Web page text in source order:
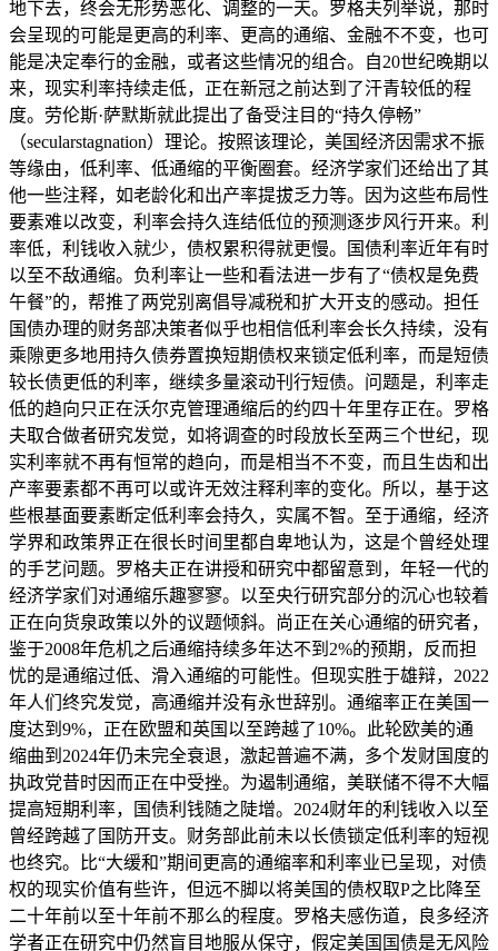
地下去，终会无形势恶化、调整的一天。罗格夫列举说，那时
会呈现的可能是更高的利率、更高的通缩、金融不不变，也可
能是决定奉行的金融，或者这些情况的组合。自20世纪晚期以
来，现实利率持续走低，正在新冠之前达到了汗青较低的程
度。劳伦斯·萨默斯就此提出了备受注目的“持久停畅”
（secularstagnation）理论。按照该理论，美国经济因需求不振
等缘由，低利率、低通缩的平衡圈套。经济学家们还给出了其
他一些注释，如老龄化和出产率提拔乏力等。因为这些布局性
要素难以改变，利率会持久连结低位的预测逐步风行开来。利
率低，利钱收入就少，债权累积得就更慢。国债利率近年有时
以至不敌通缩。负利率让一些和看法进一步有了“债权是免费
午餐”的，帮推了两党别离倡导减税和扩大开支的感动。担任
国债办理的财务部决策者似乎也相信低利率会长久持续，没有
乘隙更多地用持久债券置换短期债权来锁定低利率，而是短债
较长债更低的利率，继续多量滚动刊行短债。问题是，利率走
低的趋向只正在沃尔克管理通缩后的约四十年里存正在。罗格
夫取合做者研究发觉，如将调查的时段放长至两三个世纪，现
实利率就不再有恒常的趋向，而是相当不不变，而且生齿和出
产率要素都不再可以或许无效注释利率的变化。所以，基于这
些根基面要素断定低利率会持久，实属不智。至于通缩，经济
学界和政策界正在很长时间里都自卑地认为，这是个曾经处理
的手艺问题。罗格夫正在讲授和研究中都留意到，年轻一代的
经济学家们对通缩乐趣寥寥。以至央行研究部分的沉心也较着
正在向货泉政策以外的议题倾斜。尚正在关心通缩的研究者，
鉴于2008年危机之后通缩持续多年达不到2%的预期，反而担
忧的是通缩过低、滑入通缩的可能性。但现实胜于雄辩，2022
年人们终究发觉，高通缩并没有永世辞别。通缩率正在美国一
度达到9%，正在欧盟和英国以至跨越了10%。此轮欧美的通
缩曲到2024年仍未完全衰退，激起普遍不满，多个发财国度的
执政党昔时因而正在中受挫。为遏制通缩，美联储不得不大幅
提高短期利率，国债利钱随之陡增。2024财年的利钱收入以至
曾经跨越了国防开支。财务部此前未以长债锁定低利率的短视
也终究。比“大缓和”期间更高的通缩率和利率业已呈现，对债
权的现实价值有些许，但远不脚以将美国的债权取P之比降至
二十年前以至十年前不那么的程度。罗格夫感伤道，良多经济
学者正在研究中仍然盲目地服从保守，假定美国国债是无风险